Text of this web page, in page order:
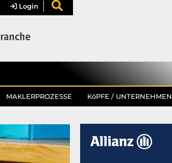
Login
MAKLERPROZESSE KöPFE / UNTERNEHMEN